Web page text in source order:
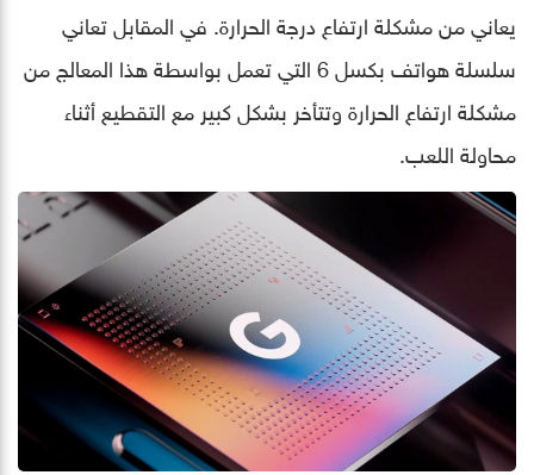
يعاني من مشكلة ارتفاع درجة الحرارة. في المقابل تعاني
سلسلة هواتف بكسل 6 التي تعمل بواسطة هذا المعالج من
مشكلة ارتفاع الحرارة وتتأخر بشكل كبير مع التقطيع أثناء
محاولة اللعب.